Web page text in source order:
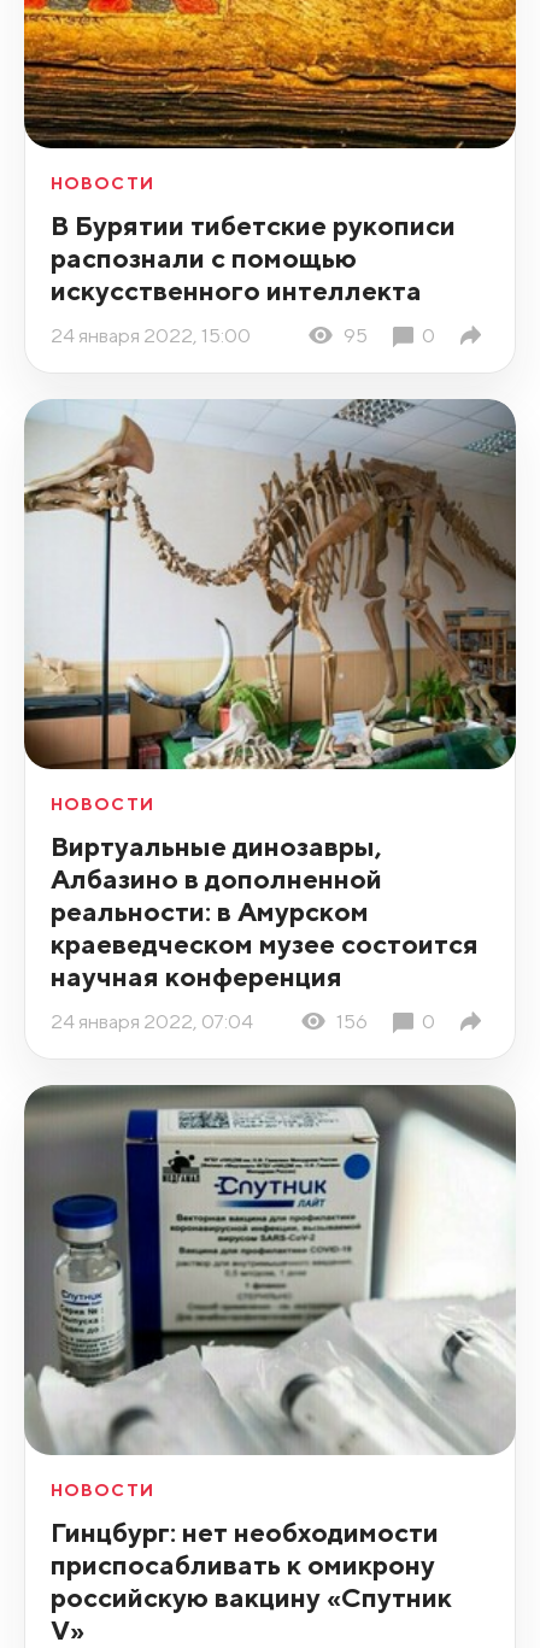
НОВОСТИ
В Бурятии тибетские рукописи
распознали с помощью
искусственного интеллекта
24 января 2022, 15:00 95 0
НОВОСТИ
Виртуальные динозавры,
Албазино в дополненной
реальности: в Амурском
краеведческом музее состоится
научная конференция
24 января 2022, 07:04 156 0
НОВОСТИ
Гинцбург: нет необходимости
приспосабливать к омикрону
российскую вакцину «Спутник
V»